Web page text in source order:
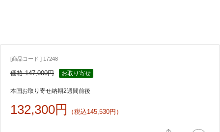
[商品コード ] 17248
価格 147,000円 お取り寄せ
本国お取り寄せ納期2週間前後
132,300円 （税込145,530円）